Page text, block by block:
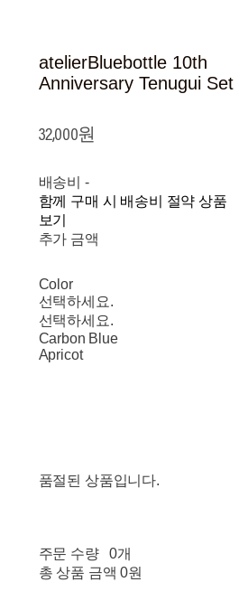
atelierBluebottle 10th
Anniversary Tenugui Set
32,000원
배송비 -
함께 구매 시 배송비 절약 상품
보기
추가 금액
Color
선택하세요.
선택하세요.
Carbon Blue
Apricot
품절된 상품입니다.
주문 수량
0개
총 상품 금액 0원